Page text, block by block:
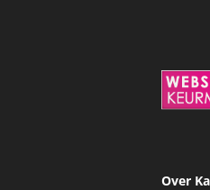
Over